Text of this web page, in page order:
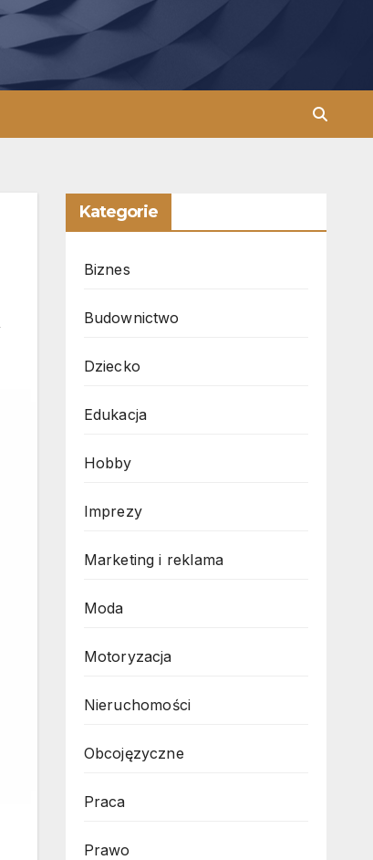
Kategorie
Biznes
Budownictwo
Dziecko
Edukacja
Hobby
Imprezy
Marketing i reklama
Moda
Motoryzacja
Nieruchomości
Obcojęzyczne
Praca
Prawo